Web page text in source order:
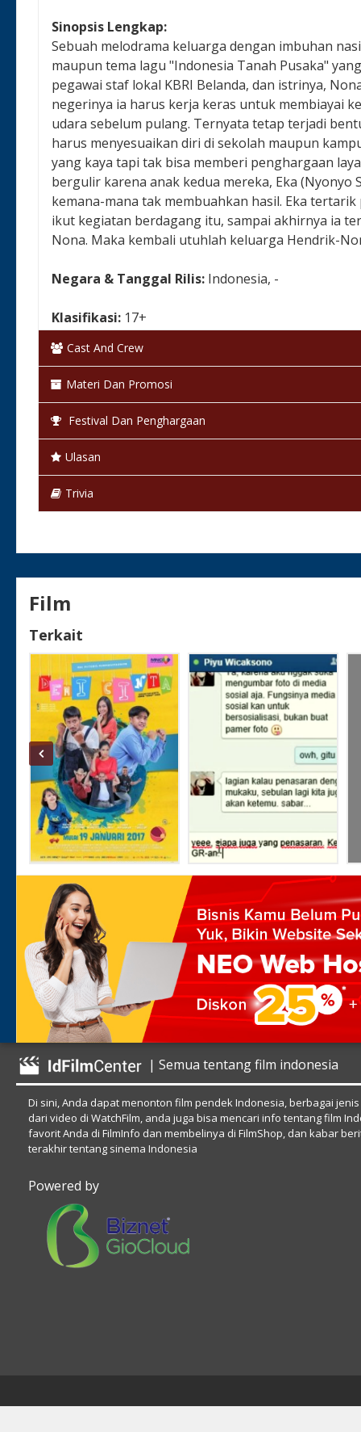
Sinopsis Lengkap:
Sebuah melodrama keluarga dengan imbuhan
maupun tema lagu "Indonesia Tanah Pusaka"
pegawai staf lokal KBRI Belanda, dan istrinya,
negerinya ia harus kerja keras untuk membiayai
udara sebelum pulang. Ternyata tetap terjadi
harus menyesuaikan diri di sekolah maupun
yang kaya tapi tak bisa memberi penghargaan
bergulir karena anak kedua mereka, Eka (Nyonyo
kemana-mana tak membuahkan hasil. Eka
ikut kegiatan berdagang itu, sampai akhirnya ia
Nona. Maka kembali utuhlah keluarga Hendrik-
Negara & Tanggal Rilis: Indonesia, -
Klasifikasi: 17+
Bahasa:Bahasa Indonesia
Warna:
Selesai / Rilis
Cast And Crew
Materi Dan Promosi
Festival Dan Penghargaan
Ulasan
Trivia
Film
Terkait
| Semua tentang film indonesia
Di sini, Anda dapat menonton film pendek Indonesia, berbagai
dari video di WatchFilm, anda juga bisa mencari info tentang film
favorit Anda di FilmInfo dan membelinya di FilmShop, dan kabar
terakhir tentang sinema Indonesia
Powered by